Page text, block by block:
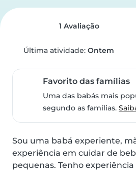
1 Avaliação
Última atividade: Ontem
Favorito das famílias
Uma das babás mais
segundo as famílias.
Sou uma babá experiente,
experiência em cuidar de
pequenas. Tenho